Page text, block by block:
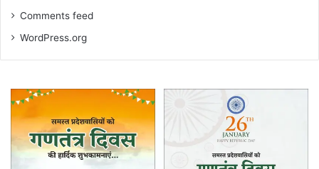
Comments feed
WordPress.org